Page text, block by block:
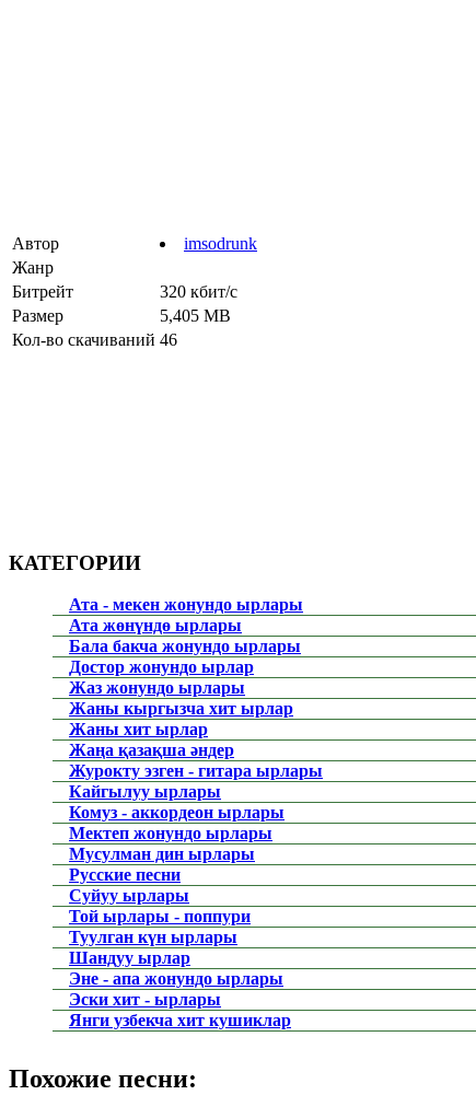
Автор
imsodrunk
Жанр
Битрейт
320 кбит/с
Размер
5,405 MB
Кол-во скачиваний 46
КАТЕГОРИИ
Ата - мекен жонундо ырлары
Ата жөнүндө ырлары
Бала бакча жонундо ырлары
Достор жонундо ырлар
Жаз жонундо ырлары
Жаны кыргызча хит ырлар
Жаны хит ырлар
Жаңа қазақша әндер
Журокту эзген - гитара ырлары
Кайгылуу ырлары
Комуз - аккордеон ырлары
Мектеп жонундо ырлары
Мусулман дин ырлары
Русские песни
Суйуу ырлары
Той ырлары - поппури
Туулган күн ырлары
Шандуу ырлар
Эне - апа жонундо ырлары
Эски хит - ырлары
Янги узбекча хит кушиклар
Похожие песни: